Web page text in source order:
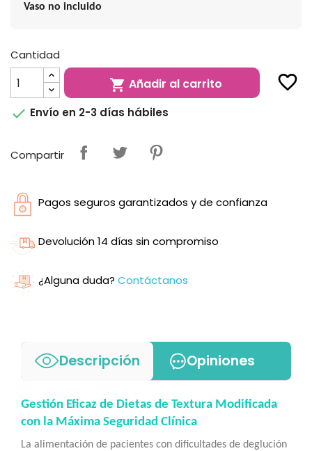
Vaso no incluido
Cantidad
 Añadir al carrito favorite_border
 Envío en 2-3 días hábiles
Compartir
Pagos seguros garantizados y de confianza
Devolución 14 días sin compromiso
¿Alguna duda? Contáctanos
Descripción Opiniones
Gestión Eficaz de Dietas de Textura Modificada
con la Máxima Seguridad Clínica
La alimentación de pacientes con dificultades de deglución